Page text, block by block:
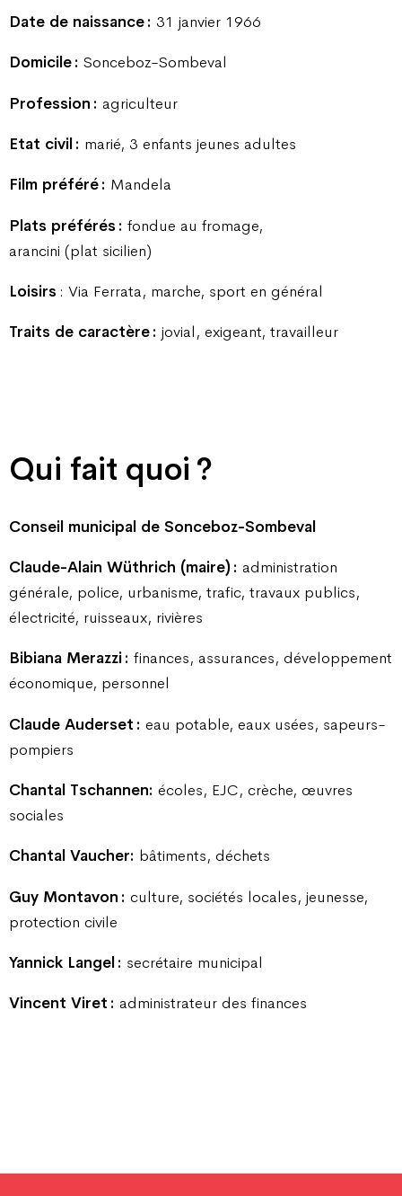
Date de naissance : 31 janvier 1966
Domicile : Sonceboz-Sombeval
Profession : agriculteur
Etat civil : marié, 3 enfants jeunes adultes
Film préféré : Mandela
Plats préférés : fondue au fromage,
arancini (plat sicilien)
Loisirs : Via Ferrata, marche, sport en général
Traits de caractère : jovial, exigeant, travailleur
Qui fait quoi ?
Conseil municipal de Sonceboz-Sombeval
Claude-Alain Wüthrich (maire) : administration
générale, police, urbanisme, trafic, travaux publics,
électricité, ruisseaux, rivières
Bibiana Merazzi : finances, assurances, développement
économique, personnel
Claude Auderset : eau potable, eaux usées, sapeurs-
pompiers
Chantal Tschannen: écoles, EJC, crèche, œuvres
sociales
Chantal Vaucher: bâtiments, déchets
Guy Montavon : culture, sociétés locales, jeunesse,
protection civile
Yannick Langel : secrétaire municipal
Vincent Viret : administrateur des finances